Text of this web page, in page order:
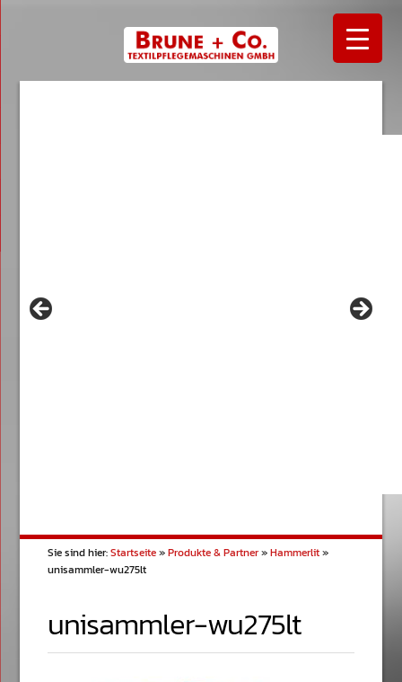
Sie sind hier:Startseite»Produkte & Partner»Hammerlit»
unisammler-wu275lt
unisammler-wu275lt